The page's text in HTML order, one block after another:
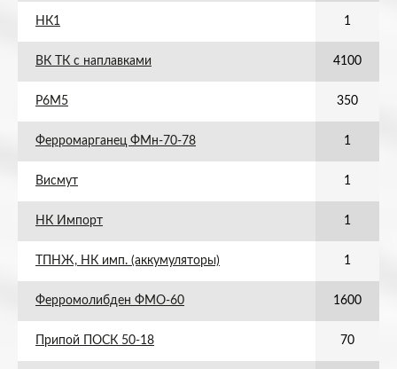
НК1 1
ВК ТК с наплавками 4100
Р6М5 350
Ферромарганец ФМн-70-78 1
Висмут 1
НК Импорт 1
ТПНЖ, НК имп. (аккумуляторы) 1
Ферромолибден ФМО-60 1600
Припой ПОСК 50-18 70